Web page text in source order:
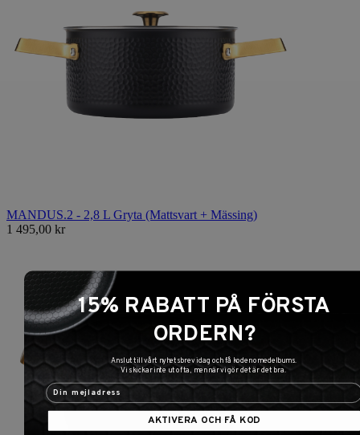
MANDUS.2 - 2,8 L Gryta (Mattsvart + Mässing)
1 495,00 kr
15% RABATT PÅ FÖRSTA
ORDERN?
Anslut till vårt nyhetsbrev idag och få koden omedelbums.
Vi skickar inte ut ofta, men när vi gör det är det bra.
AKTIVERA OCH FÅ KOD